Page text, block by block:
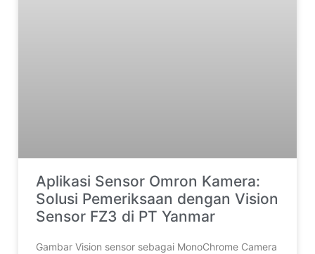
Aplikasi Sensor Omron Kamera:
Solusi Pemeriksaan dengan Vision
Sensor FZ3 di PT Yanmar
Gambar Vision sensor sebagai MonoChrome Camera